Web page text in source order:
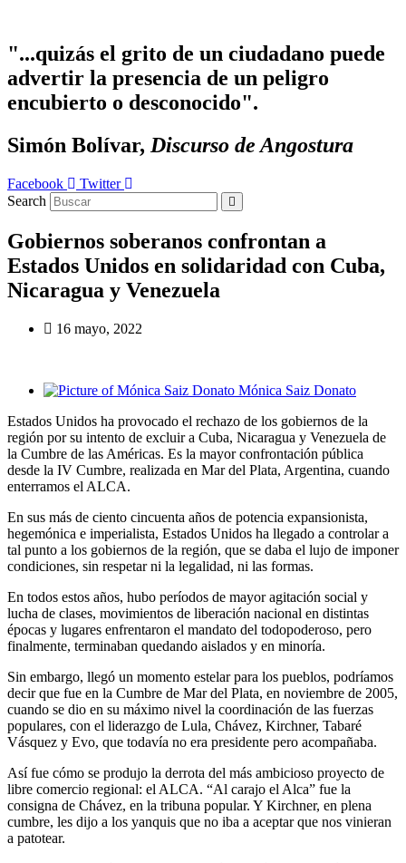
contenido
"...quizás el grito de un ciudadano puede
advertir la presencia de un peligro
encubierto o desconocido".
Simón Bolívar, Discurso de Angostura
Facebook
Twitter
Search
Gobiernos soberanos confrontan a
Estados Unidos en solidaridad con Cuba,
Nicaragua y Venezuela
16 mayo, 2022
Mónica Saiz Donato
Estados Unidos ha provocado el rechazo de los gobiernos de la
región por su intento de excluir a Cuba, Nicaragua y Venezuela de
la Cumbre de las Américas. Es la mayor confrontación pública
desde la IV Cumbre, realizada en Mar del Plata, Argentina, cuando
enterramos el ALCA.
En sus más de ciento cincuenta años de potencia expansionista,
hegemónica e imperialista, Estados Unidos ha llegado a controlar a
tal punto a los gobiernos de la región, que se daba el lujo de imponer
condiciones, sin respetar ni la legalidad, ni las formas.
En todos estos años, hubo períodos de mayor agitación social y
lucha de clases, movimientos de liberación nacional en distintas
épocas y lugares enfrentaron el mandato del todopoderoso, pero
finalmente, terminaban quedando aislados y en minoría.
Sin embargo, llegó un momento estelar para los pueblos, podríamos
decir que fue en la Cumbre de Mar del Plata, en noviembre de 2005,
cuando se dio en su máximo nivel la coordinación de las fuerzas
populares, con el liderazgo de Lula, Chávez, Kirchner, Tabaré
Vásquez y Evo, que todavía no era presidente pero acompañaba.
Así fue cómo se produjo la derrota del más ambicioso proyecto de
libre comercio regional: el ALCA. “Al carajo el Alca” fue la
consigna de Chávez, en la tribuna popular. Y Kirchner, en plena
cumbre, les dijo a los yanquis que no iba a aceptar que nos vinieran
a patotear.